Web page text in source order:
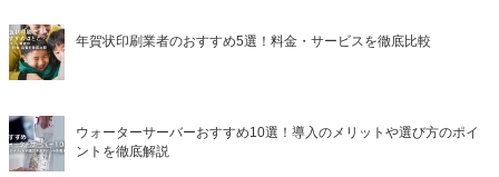
年賀状印刷業者のおすすめ5選！料金・サービスを徹底比較
ウォーターサーバーおすすめ10選！導入のメリットや選び方のポイ
ントを徹底解説